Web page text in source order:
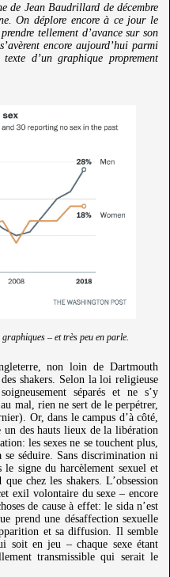
de Jean Baudrillard de décembre
On déplore encore à ce jour le
tellement d’avance sur son
encore aujourd’hui parmi
d’un graphique proprement
– et très peu en parle.
non loin de Dartmouth
shakers. Selon la loi religieuse
séparés et ne s’y
mal, rien ne sert de le perpétrer,
Or, dans le campus d’à côté,
des hauts lieux de la libération
les sexes ne se touchent plus,
séduire. Sans discrimination ni
signe du harcèlement sexuel et
chez les shakers. L’obsession
exil volontaire du sexe – encore
de cause à effet: le sida n’est
prend une désaffection sexuelle
et sa diffusion. Il semble
soit en jeu – chaque sexe étant
transmissible qui serait le